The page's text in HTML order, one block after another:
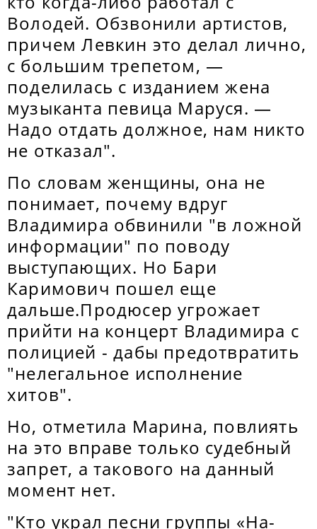
Володей. Обзвонили артистов,
причем Левкин это делал лично,
с большим трепетом, —
поделилась с изданием жена
музыканта певица Маруся. —
Надо отдать должное, нам никто
не отказал".
По словам женщины, она не
понимает, почему вдруг
Владимира обвинили "в ложной
информации" по поводу
выступающих. Но Бари
Каримович пошел еще
дальше.Продюсер угрожает
прийти на концерт Владимира с
полицией - дабы предотвратить
"нелегальное исполнение
хитов".
Но, отметила Марина, повлиять
на это вправе только судебный
запрет, а такового на данный
момент нет.
"Кто украл песни группы «На-